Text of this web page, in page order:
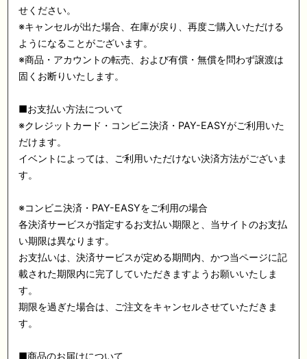
せください。
※キャンセルが出た場合、在庫が戻り、再度ご購入いただける
ようになることがございます。
※商品・アカウントの転売、および有償・無償を問わず譲渡は
固くお断りいたします。
■お支払い方法について
※クレジットカード・コンビニ決済・PAY-EASYがご利用いた
だけます。
イベントによっては、ご利用いただけない決済方法がございま
す。
※コンビニ決済・PAY-EASYをご利用の場合
各決済サービスが指定するお支払い期限と、当サイトのお支払
い期限は異なります。
お支払いは、決済サービスが定める期間内、かつ当ページに記
載された期限内に完了していただきますようお願いいたしま
す。
期限を過ぎた場合は、ご注文をキャンセルさせていただきま
す。
■商品のお届けについて